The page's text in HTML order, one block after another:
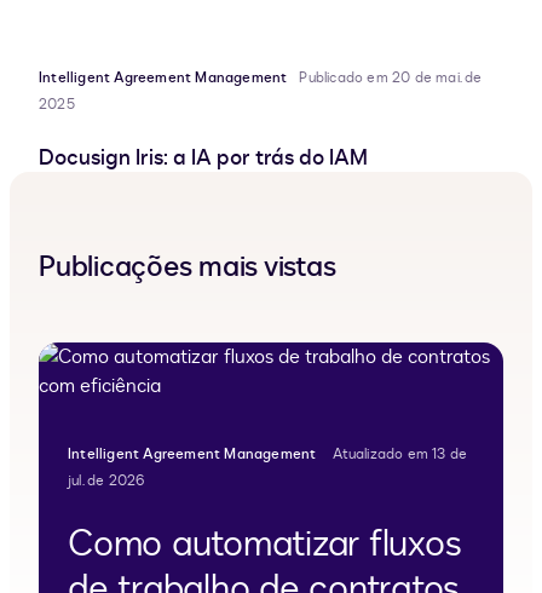
Intelligent Agreement Management
Publicado em 20 de mai. de
2025
Docusign Iris: a IA por trás do IAM
Publicações mais vistas
Intelligent Agreement Management
Atualizado em 13 de
jul. de 2026
Como automatizar fluxos